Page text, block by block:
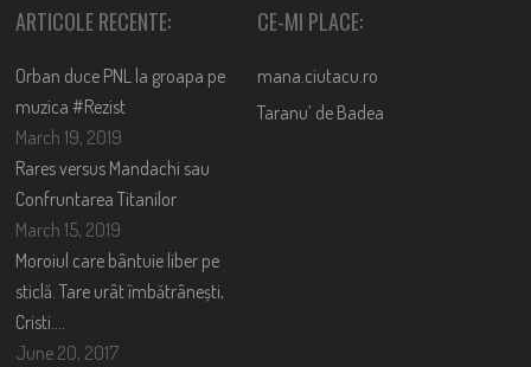
ARTICOLE RECENTE:
Orban duce PNL la groapa pe
muzica #Rezist
March 19, 2019
Rares versus Mandachi sau
Confruntarea Titanilor
March 15, 2019
Moroiul care bântuie liber pe
sticlă. Tare urât îmbătrânești,
Cristi….
June 20, 2017
CE-MI PLACE:
mana.ciutacu.ro
Taranu’ de Badea